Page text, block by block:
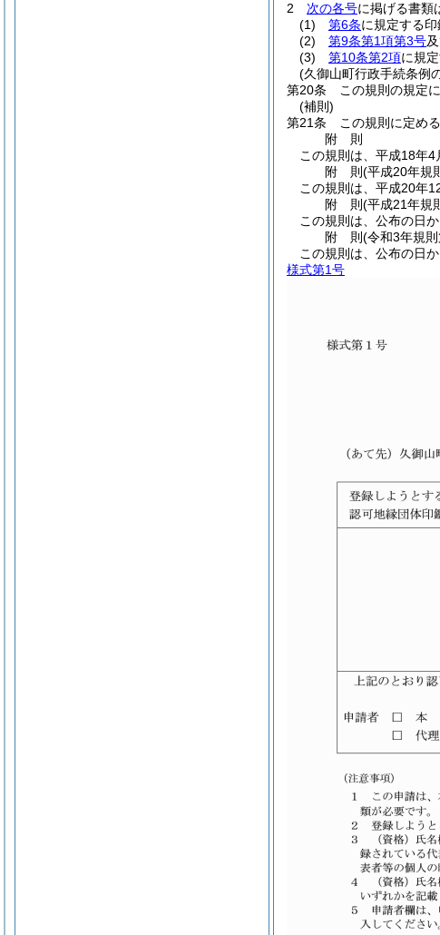
2
次の各号に掲げる書類
(1)
第6条に規定する印
(2)
第9条第1項第3号
(3)
第10条第2項に規
(久御山町行政手続条例
第20条
この規則の規定
(補則)
第21条
この規則に定め
附 則
この規則は、平成18年4
附 則(平成20年規
この規則は、平成20年
附 則(平成21年規
この規則は、公布の日か
附 則(令和3年規
この規則は、公布の日か
様式第1号